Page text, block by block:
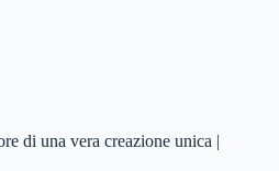
di una vera creazione unica |